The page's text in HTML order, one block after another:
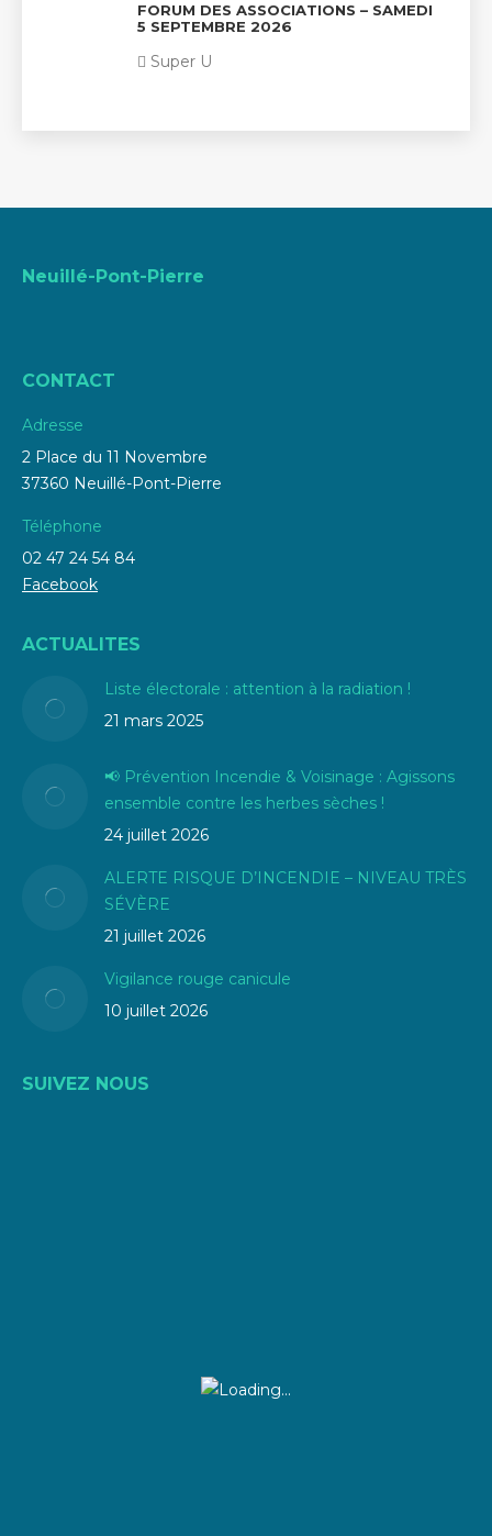
FORUM DES ASSOCIATIONS – SAMEDI
5 SEPTEMBRE 2026
Super U
Neuillé-Pont-Pierre
CONTACT
Adresse
2 Place du 11 Novembre
37360 Neuillé-Pont-Pierre
Téléphone
02 47 24 54 84
Facebook
ACTUALITES
Liste électorale : attention à la radiation !
21 mars 2025
📢 Prévention Incendie & Voisinage : Agissons
ensemble contre les herbes sèches !
24 juillet 2026
ALERTE RISQUE D’INCENDIE – NIVEAU TRÈS
SÉVÈRE
21 juillet 2026
Vigilance rouge canicule
10 juillet 2026
SUIVEZ NOUS